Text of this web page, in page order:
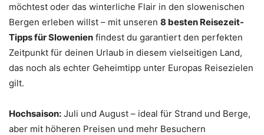
möchtest oder das winterliche Flair in den slowenischen
Bergen erleben willst – mit unseren 8 besten Reisezeit-
Tipps für Slowenien findest du garantiert den perfekten
Zeitpunkt für deinen Urlaub in diesem vielseitigen Land,
das noch als echter Geheimtipp unter Europas Reisezielen
gilt.
Hochsaison: Juli und August – ideal für Strand und Berge,
aber mit höheren Preisen und mehr Besuchern